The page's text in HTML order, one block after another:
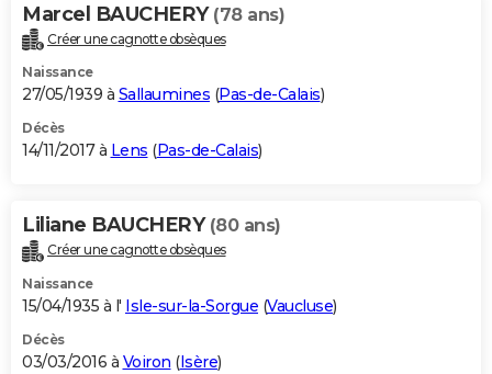
Marcel BAUCHERY (78 ans)
Créer une cagnotte obsèques
Naissance
27/05/1939 à Sallaumines (Pas-de-Calais)
Décès
14/11/2017 à Lens (Pas-de-Calais)
Liliane BAUCHERY (80 ans)
Créer une cagnotte obsèques
Naissance
15/04/1935 à l' Isle-sur-la-Sorgue (Vaucluse)
Décès
03/03/2016 à Voiron (Isère)